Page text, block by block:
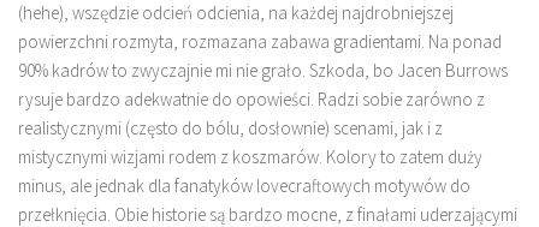
(hehe), wszędzie odcień odcienia, na każdej najdrobniejszej
powierzchni rozmyta, rozmazana zabawa gradientami. Na ponad
90% kadrów to zwyczajnie mi nie grało. Szkoda, bo Jacen Burrows
rysuje bardzo adekwatnie do opowieści. Radzi sobie zarówno z
realistycznymi (często do bólu, dosłownie) scenami, jak i z
mistycznymi wizjami rodem z koszmarów. Kolory to zatem duży
minus, ale jednak dla fanatyków lovecraftowych motywów do
przełknięcia. Obie historie są bardzo mocne, z finałami uderzającymi